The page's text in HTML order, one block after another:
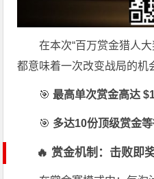
在本次“百万赏金猎人
都意味着一次改变战局的机
🎯最高单次赏金高达
🎯 多达10份顶级赏金等
🔥 赏金机制：击败即